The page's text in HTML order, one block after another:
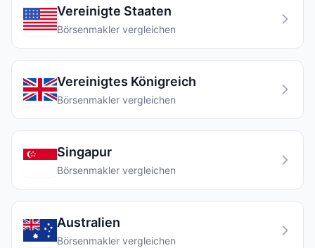
Vereinigte Staaten
Börsenmakler vergleichen
Vereinigtes Königreich
Börsenmakler vergleichen
Singapur
Börsenmakler vergleichen
Australien
Börsenmakler vergleichen